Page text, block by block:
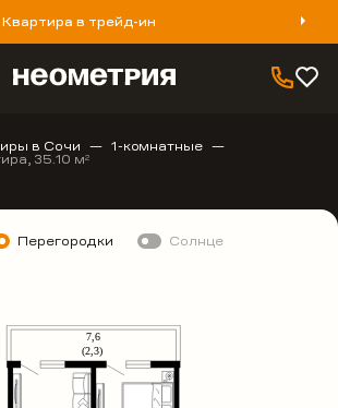
Квартира в трейд-ин
8 800 777 40 93
в Сочи 1-комнатные
35.10 м2
Перегородки Солнце